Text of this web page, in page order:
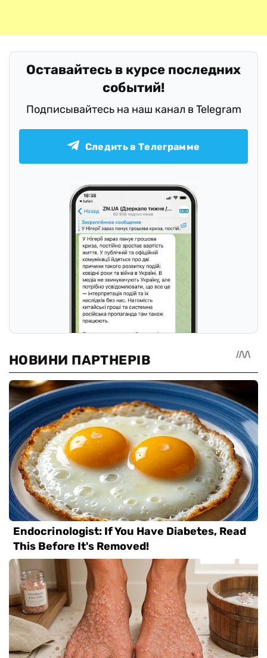
Оставайтесь в курсе последних
событий!
Подписывайтесь на наш канал в Telegram
Следить в Телеграмме